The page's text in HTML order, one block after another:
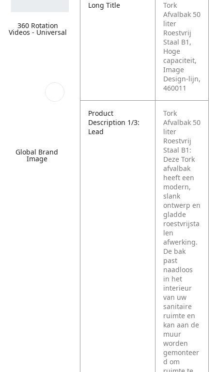
360 Rotation
Videos - Universal
Global Brand
Image
Long Title
Tork
Afvalbak 50
liter
Roestvrij
Staal B1,
Hoge
capaciteit,
Image
Design-lijn,
460011
Product
Description 1/3:
Lead
Tork
Afvalbak 50
liter
Roestvrij
Staal B1:
Deze Tork
afvalbak
heeft een
modern,
slank
ontwerp en
gladde
roestvrijsta
len
afwerking.
De bak
past
naadloos
in het
interieur
van uw
sanitaire
ruimte en
kan aan de
muur
worden
gemonteer
d om